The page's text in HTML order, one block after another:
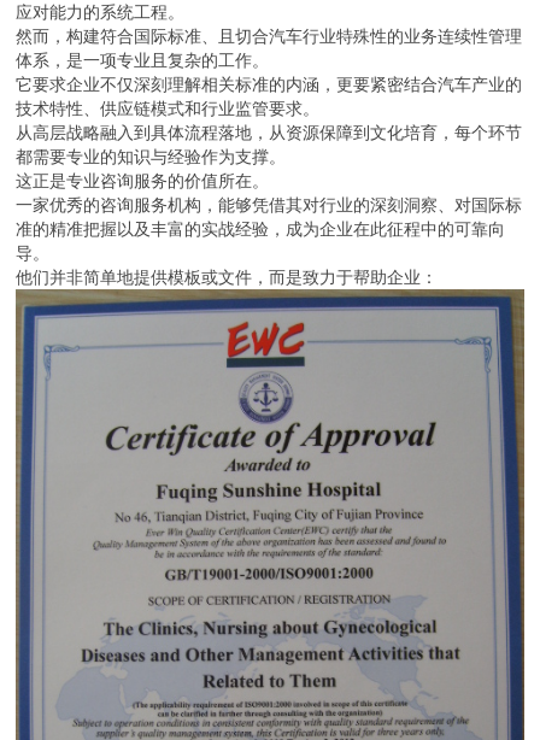
应对能力的系统工程。
然而，构建符合国际标准、且切合汽车行业特殊性的业务连续性管理
体系，是一项专业且复杂的工作。
它要求企业不仅深刻理解相关标准的内涵，更要紧密结合汽车产业的
技术特性、供应链模式和行业监管要求。
从高层战略融入到具体流程落地，从资源保障到文化培育，每个环节
都需要专业的知识与经验作为支撑。
这正是专业咨询服务的价值所在。
一家优秀的咨询服务机构，能够凭借其对行业的深刻洞察、对国际标
准的精准把握以及丰富的实战经验，成为企业在此征程中的可靠向
导。
他们并非简单地提供模板或文件，而是致力于帮助企业：